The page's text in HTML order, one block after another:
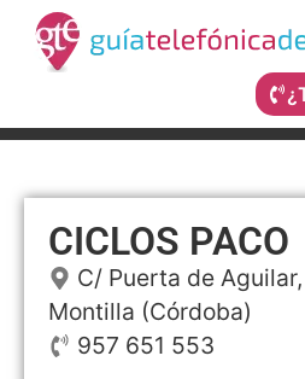
CICLOS PACO
C/ Puerta de
Montilla (Córdoba)
957 651 553